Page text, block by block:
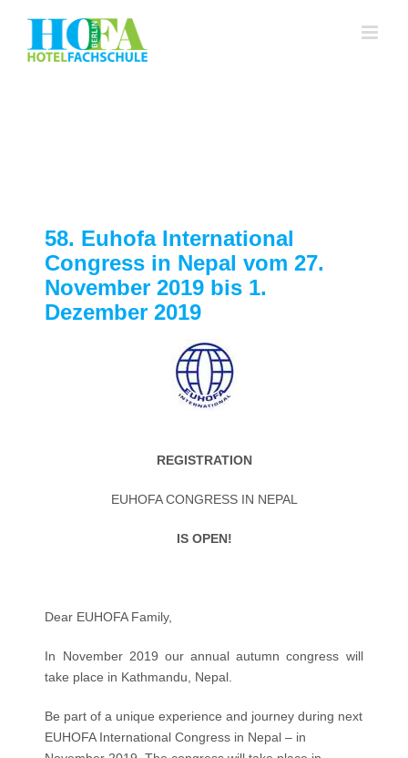
springen
58. Euhofa International
Congress in Nepal vom 27.
November 2019 bis 1.
Dezember 2019
REGISTRATION
EUHOFA CONGRESS IN NEPAL
IS OPEN!
Dear EUHOFA Family,
In November 2019 our annual autumn congress will
take place in Kathmandu, Nepal.
Be part of a unique experience and journey during next
EUHOFA International Congress in Nepal – in